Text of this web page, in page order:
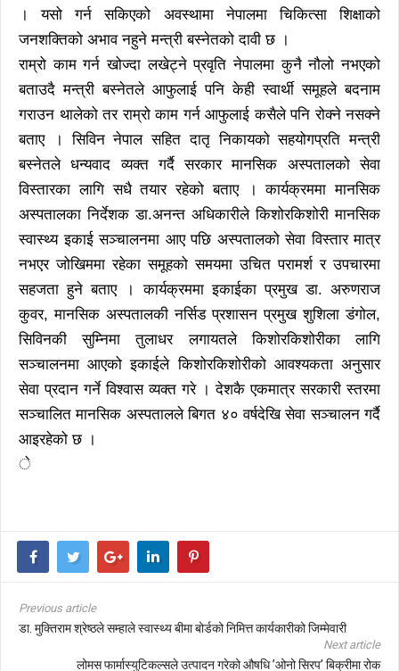
। यसो गर्न सकिएको अवस्थामा नेपालमा चिकित्सा शिक्षाको
जनशक्तिको अभाव नहुने मन्त्री बस्नेतको दावी छ ।
राम्रो काम गर्न खोज्दा लखेट्ने प्रवृति नेपालमा कुनै नौलो नभएको
बताउदै मन्त्री बस्नेतले आफुलाई पनि केही स्वार्थी समूहले बदनाम
गराउन थालेको तर राम्रो काम गर्न आफुलाई कसैले पनि रोक्ने नसक्ने
बताए । सिविन नेपाल सहित दातृ निकायको सहयोगप्रति मन्त्री
बस्नेतले धन्यवाद व्यक्त गर्दै सरकार मानसिक अस्पतालको सेवा
विस्तारका लागि सधै तयार रहेको बताए । कार्यक्रममा मानसिक
अस्पतालका निर्देशक डा.अनन्त अधिकारीले किशोरकिशोरी मानसिक
स्वास्थ्य इकाई सञ्चालनमा आए पछि अस्पतालको सेवा विस्तार मात्र
नभएर जोखिममा रहेका समूहको समयमा उचित परामर्श र उपचारमा
सहजता हुने बताए । कार्यक्रममा इकाईका प्रमुख डा. अरुणराज
कुवर, मानसिक अस्पतालकी नर्सिड प्रशासन प्रमुख शुशिला डंगोल,
सिविनकी सुम्निमा तुलाधर लगायतले किशोरकिशोरीका लागि
सञ्चालनमा आएको इकाईले किशोरकिशोरीको आवश्यकता अनुसार
सेवा प्रदान गर्ने विश्वास व्यक्त गरे । देशकै एकमात्र सरकारी स्तरमा
सञ्चालित मानसिक अस्पतालले बिगत ४० वर्षदेखि सेवा सञ्चालन गर्दै
आइरहेको छ ।
े
Previous article
डा. मुक्तिराम श्रेष्ठले सम्हाले स्वास्थ्य बीमा बोर्डको निमित्त कार्यकारीको जिम्मेवारी
Next article
लोमस फार्मास्युटिकल्सले उत्पादन गरेको औषधि ’ओनो सिरप’ बिक्रीमा रोक